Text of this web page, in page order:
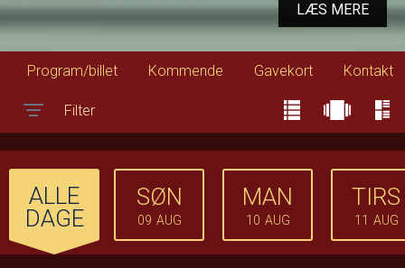
LÆS MERE
Program/billet Kommende Gavekort Kontakt
Filter
ALLE
DAGE
SØN
09 AUG
MAN
10 AUG
TIRS
11 AUG